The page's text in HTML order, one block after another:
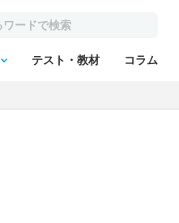
テスト・教材 コラム